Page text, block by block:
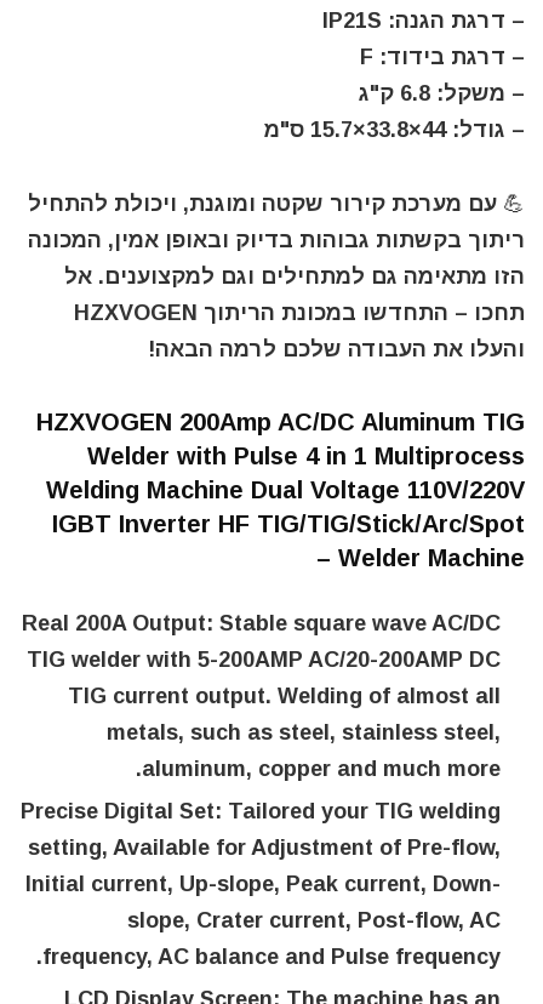
– דרגת הגנה: IP21S
– דרגת בידוד: F
– משקל: 6.8 ק"ג
– גודל: 44×33.8×15.7 ס"מ
💪 עם מערכת קירור שקטה ומוגנת, ויכולת להתחיל
ריתוך בקשתות גבוהות בדיוק ובאופן אמין, המכונה
הזו מתאימה גם למתחילים וגם למקצוענים. אל
תחכו – התחדשו במכונת הריתוך HZXVOGEN
והעלו את העבודה שלכם לרמה הבאה!
HZXVOGEN 200Amp AC/DC Aluminum TIG
Welder with Pulse 4 in 1 Multiprocess
Welding Machine Dual Voltage 110V/220V
IGBT Inverter HF TIG/TIG/Stick/Arc/Spot
Welder Machine –
Real 200A Output: Stable square wave AC/DC
TIG welder with 5-200AMP AC/20-200AMP DC
TIG current output. Welding of almost all
metals, such as steel, stainless steel,
aluminum, copper and much more.
Precise Digital Set: Tailored your TIG welding
setting, Available for Adjustment of Pre-flow,
Initial current, Up-slope, Peak current, Down-
slope, Crater current, Post-flow, AC
frequency, AC balance and Pulse frequency.
LCD Display Screen: The machine has an